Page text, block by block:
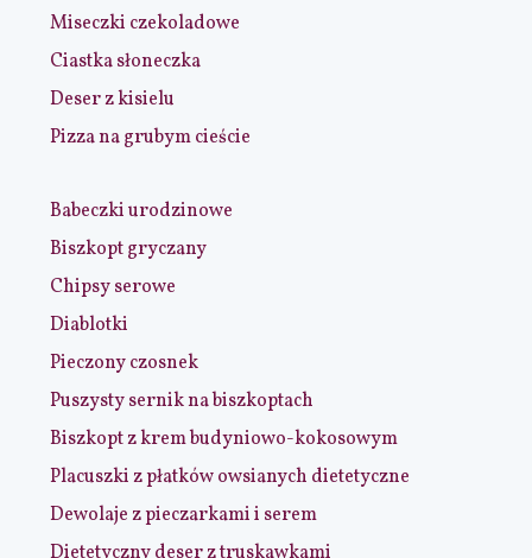
Miseczki czekoladowe
Ciastka słoneczka
Deser z kisielu
Pizza na grubym cieście
Babeczki urodzinowe
Biszkopt gryczany
Chipsy serowe
Diablotki
Pieczony czosnek
Puszysty sernik na biszkoptach
Biszkopt z krem budyniowo-kokosowym
Placuszki z płatków owsianych dietetyczne
Dewolaje z pieczarkami i serem